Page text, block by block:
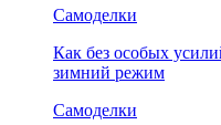
Самоделки
Как без особых
зимний режим
Самоделки